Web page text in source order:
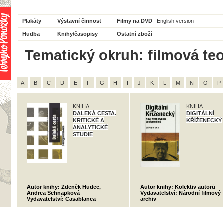
Plakáty Výstavní činnost Filmy na DVD English version
Hudba Knihy/časopisy Ostatní zboží
Tematický okruh: filmová
A B C D E F G H I J K L M N O P
KNIHA
DALEKÁ CESTA.
KRITICKÉ A
ANALYTICKÉ
STUDIE
Autor knihy: Zdeněk Hudec,
Andrea Schnapková
Vydavatelství: Casablanca
KNIHA
DIGITÁLNÍ
KŘÍŽENECKÝ
Autor knihy: Kolektiv autorů
Vydavatelství: Národní filmový
archiv